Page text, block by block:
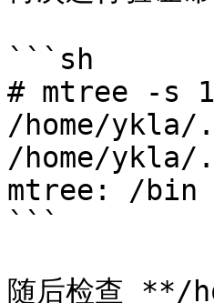
```sh
# mtree -s
/home/ykla/
/home/ykla/
mtree: /bin
```
随后检查 **/